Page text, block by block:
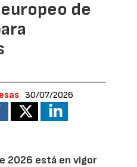
de
30/07/2026
2026 está en vigor